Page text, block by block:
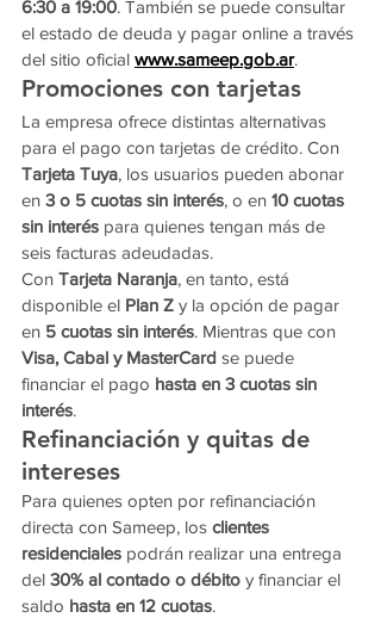
6:30 a 19:00. También se puede consultar
el estado de deuda y pagar online a través
del sitio oficial www.sameep.gob.ar.
Promociones con tarjetas
La empresa ofrece distintas alternativas
para el pago con tarjetas de crédito. Con
Tarjeta Tuya, los usuarios pueden abonar
en 3 o 5 cuotas sin interés, o en 10 cuotas
sin interés para quienes tengan más de
seis facturas adeudadas.
Con Tarjeta Naranja, en tanto, está
disponible el Plan Z y la opción de pagar
en 5 cuotas sin interés. Mientras que con
Visa, Cabal y MasterCard se puede
financiar el pago hasta en 3 cuotas sin
interés.
Refinanciación y quitas de
intereses
Para quienes opten por refinanciación
directa con Sameep, los clientes
residenciales podrán realizar una entrega
del 30% al contado o débito y financiar el
saldo hasta en 12 cuotas.